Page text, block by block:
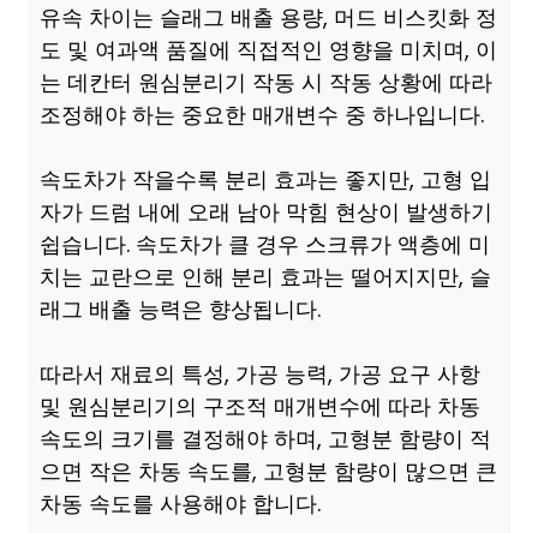
유속 차이는 슬래그 배출 용량, 머드 비스킷화 정
도 및 여과액 품질에 직접적인 영향을 미치며, 이
는 데칸터 원심분리기 작동 시 작동 상황에 따라
조정해야 하는 중요한 매개변수 중 하나입니다.
속도차가 작을수록 분리 효과는 좋지만, 고형 입
자가 드럼 내에 오래 남아 막힘 현상이 발생하기
쉽습니다. 속도차가 클 경우 스크류가 액층에 미
치는 교란으로 인해 분리 효과는 떨어지지만, 슬
래그 배출 능력은 향상됩니다.
따라서 재료의 특성, 가공 능력, 가공 요구 사항
및 원심분리기의 구조적 매개변수에 따라 차동
속도의 크기를 결정해야 하며, 고형분 함량이 적
으면 작은 차동 속도를, 고형분 함량이 많으면 큰
차동 속도를 사용해야 합니다.